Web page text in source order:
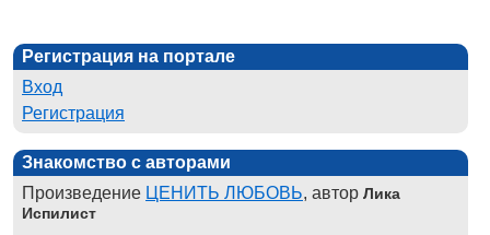
Регистрация на портале
Вход
Регистрация
Знакомство с авторами
Произведение ЦЕНИТЬ ЛЮБОВЬ, автор Лика
Испилист